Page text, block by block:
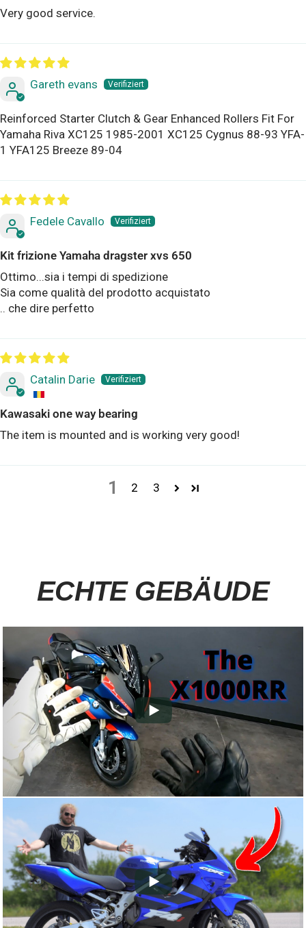
Very good service.
Gareth evans
Reinforced Starter Clutch & Gear Enhanced Rollers Fit For
Yamaha Riva XC125 1985-2001 XC125 Cygnus 88-93 YFA-
1 YFA125 Breeze 89-04
Fedele Cavallo
Kit frizione Yamaha dragster xvs 650
Ottimo...sia i tempi di spedizione
Sia come qualità del prodotto acquistato
.. che dire perfetto
Catalin Darie
Kawasaki one way bearing
The item is mounted and is working very good!
1 2 3
ECHTE GEBÄUDE